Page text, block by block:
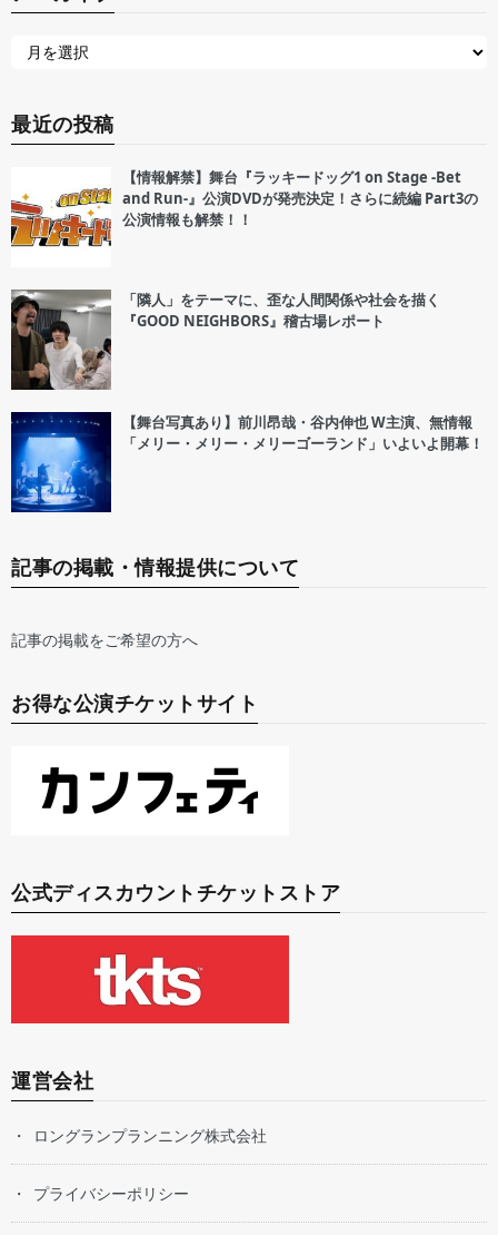
最近の投稿
【情報解禁】舞台『ラッキードッグ1 on Stage -Bet
and Run-』公演DVDが発売決定！さらに続編 Part3の
公演情報も解禁！！
「隣人」をテーマに、歪な人間関係や社会を描く
『GOOD NEIGHBORS』稽古場レポート
【舞台写真あり】前川昂哉・谷内伸也 W主演、無情報
「メリー・メリー・メリーゴーランド」いよいよ開幕！
記事の掲載・情報提供について
記事の掲載をご希望の方へ
お得な公演チケットサイト
公式ディスカウントチケットストア
運営会社
ロングランプランニング株式会社
プライバシーポリシー